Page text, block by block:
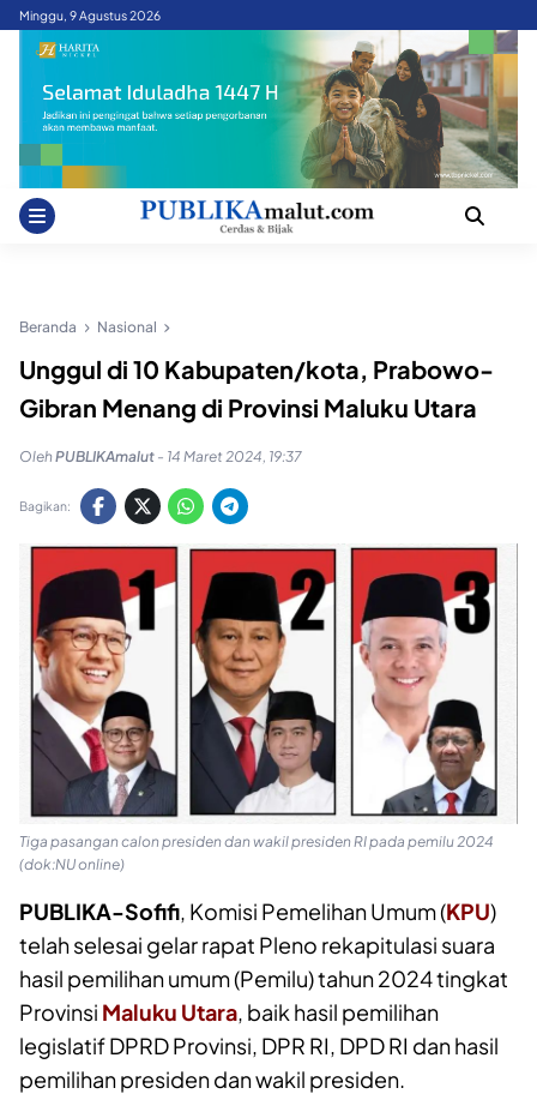
SkipMinggu, 9 Agustus 2026
Beranda Nasional
Unggul di 10 Kabupaten/kota, Prabowo-
Gibran Menang di Provinsi Maluku Utara
OlehPUBLIKAmalut - 14 Maret 2024, 19:37
Bagikan:
Tiga pasangan calon presiden dan wakil presiden RI pada pemilu 2024
(dok:NU online)
PUBLIKA-Sofifi, Komisi Pemelihan Umum (KPU)
telah selesai gelar rapat Pleno rekapitulasi suara
hasil pemilihan umum (Pemilu) tahun 2024 tingkat
Provinsi Maluku Utara, baik hasil pemilihan
legislatif DPRD Provinsi, DPR RI, DPD RI dan hasil
pemilihan presiden dan wakil presiden.